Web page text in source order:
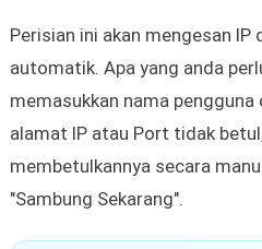
Perisian ini akan mengesan IP
automatik. Apa yang anda
memasukkan nama
alamat IP atau Port tidak
membetulkannya secara
"Sambung Sekarang".